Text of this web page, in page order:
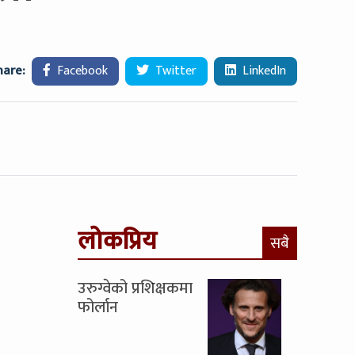
Facebook Twitter LinkedIn
लोकप्रिय सबै
उरुग्वेको प्रशिक्षकमा
फोर्लान